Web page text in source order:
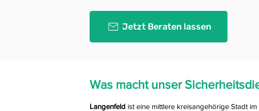
Jetzt Beraten lassen
Was macht unser Sicherheit
Langenfeld ist eine mittlere kreisangehörige Stadt